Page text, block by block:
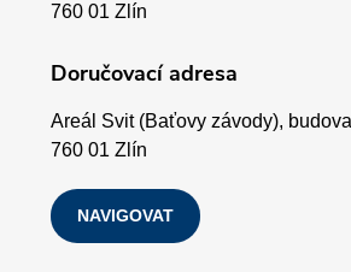
760 01 Zlín
Doručovací adresa
Areál Svit (Baťovy závody),
760 01 Zlín
NAVIGOVAT